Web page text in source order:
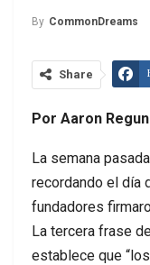
By CommonDreams
Share
Por Aaron
La semana
recordando el día
fundadores
La tercera frase
establece que